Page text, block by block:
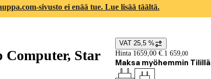
sivusto ei enää tue. Lue lisää täältä.
Computer, Star
Price details
VAT 25,5 %
Hinta 1659,00 €. 1 659,00
Maksa myöhemmin Tilillä